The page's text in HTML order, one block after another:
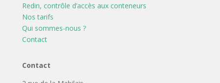
Redin, contrôle d’accès aux conteneurs
Nos tarifs
Qui sommes-nous ?
Contact
Contact